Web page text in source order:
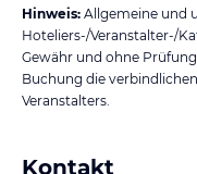
Hinweis: Allgemeine und
Hoteliers-/Veranstalter-/
Gewähr und ohne
Buchung die verbindlichen
Veranstalters.
Kontakt